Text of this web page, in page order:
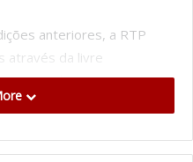
anteriores, a RTP
através da livre
Poderão concorrer
portuguesa ou